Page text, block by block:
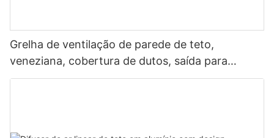
Grelha de ventilação de parede de teto,
veneziana, cobertura de dutos, saída para
ventilação interna